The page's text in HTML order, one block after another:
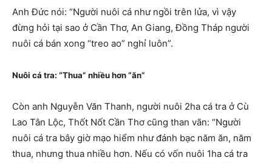
Anh Đức nói: “Người nuôi cá như ngồi trên lửa, vì vậy
đừng hỏi tại sao ở Cần Thơ, An Giang, Đồng Tháp người
nuôi cá bán xong “treo ao” nghỉ luôn”.
Nuôi cá tra: “Thua” nhiều hơn “ăn”
Còn anh Nguyễn Văn Thanh, người nuôi 2ha cá tra ở Cù
Lao Tân Lộc, Thốt Nốt Cần Thơ cũng than vãn: “Người
nuôi cá tra bây giờ mạo hiểm như đánh bạc năm ăn, năm
thua, nhưng thua nhiều hơn. Nếu có vốn nuôi 1ha cá tra